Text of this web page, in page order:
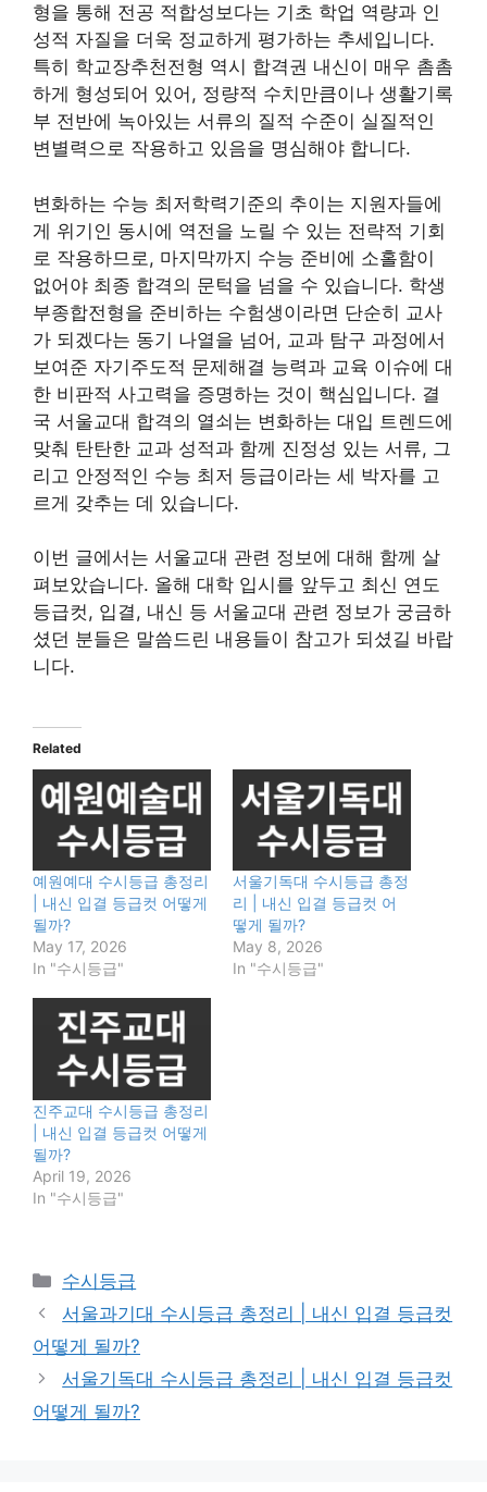
형을 통해 전공 적합성보다는 기초 학업 역량과 인
성적 자질을 더욱 정교하게 평가하는 추세입니다.
특히 학교장추천전형 역시 합격권 내신이 매우 촘촘
하게 형성되어 있어, 정량적 수치만큼이나 생활기록
부 전반에 녹아있는 서류의 질적 수준이 실질적인
변별력으로 작용하고 있음을 명심해야 합니다.
변화하는 수능 최저학력기준의 추이는 지원자들에
게 위기인 동시에 역전을 노릴 수 있는 전략적 기회
로 작용하므로, 마지막까지 수능 준비에 소홀함이
없어야 최종 합격의 문턱을 넘을 수 있습니다. 학생
부종합전형을 준비하는 수험생이라면 단순히 교사
가 되겠다는 동기 나열을 넘어, 교과 탐구 과정에서
보여준 자기주도적 문제해결 능력과 교육 이슈에 대
한 비판적 사고력을 증명하는 것이 핵심입니다. 결
국 서울교대 합격의 열쇠는 변화하는 대입 트렌드에
맞춰 탄탄한 교과 성적과 함께 진정성 있는 서류, 그
리고 안정적인 수능 최저 등급이라는 세 박자를 고
르게 갖추는 데 있습니다.
이번 글에서는 서울교대 관련 정보에 대해 함께 살
펴보았습니다. 올해 대학 입시를 앞두고 최신 연도
등급컷, 입결, 내신 등 서울교대 관련 정보가 궁금하
셨던 분들은 말씀드린 내용들이 참고가 되셨길 바랍
니다.
Related
예원예대 수시등급 총정리
| 내신 입결 등급컷 어떻게
될까?
May 17, 2026
In "수시등급"
서울기독대 수시등급 총정
리 | 내신 입결 등급컷 어
떻게 될까?
May 8, 2026
In "수시등급"
진주교대 수시등급 총정리
| 내신 입결 등급컷 어떻게
될까?
April 19, 2026
In "수시등급"
Categories
수시등급
서울과기대 수시등급 총정리 | 내신 입결 등급컷
어떻게 될까?
서울기독대 수시등급 총정리 | 내신 입결 등급컷
어떻게 될까?